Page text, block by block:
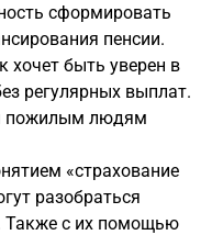
сформировать
пенсии.
быть уверен в
регулярных выплат.
пожилым людям
«страхование
разобраться
Также с их помощью